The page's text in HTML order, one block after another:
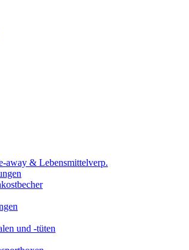
away & Lebensmittelverp.
und -tüten